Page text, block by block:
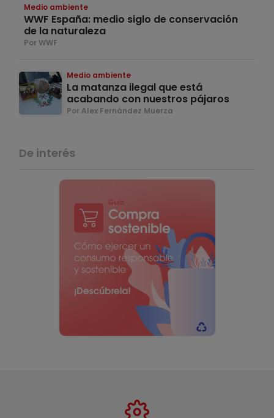
Medio ambiente
WWF España: medio siglo de conservación
de la naturaleza
Por WWF
Medio ambiente
La matanza ilegal que está
acabando con nuestros pájaros
Por Alex Fernández Muerza
De interés